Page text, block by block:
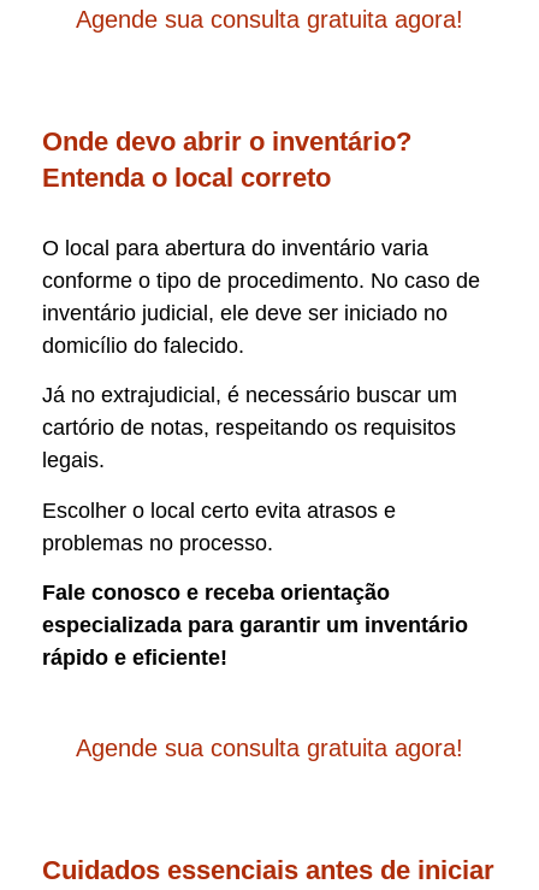
Agende sua consulta gratuita agora!
Onde devo abrir o inventário?
Entenda o local correto
O local para abertura do inventário varia
conforme o tipo de procedimento. No caso de
inventário judicial, ele deve ser iniciado no
domicílio do falecido.
Já no extrajudicial, é necessário buscar um
cartório de notas, respeitando os requisitos
legais.
Escolher o local certo evita atrasos e
problemas no processo.
Fale conosco e receba orientação
especializada para garantir um inventário
rápido e eficiente!
Agende sua consulta gratuita agora!
Cuidados essenciais antes de iniciar